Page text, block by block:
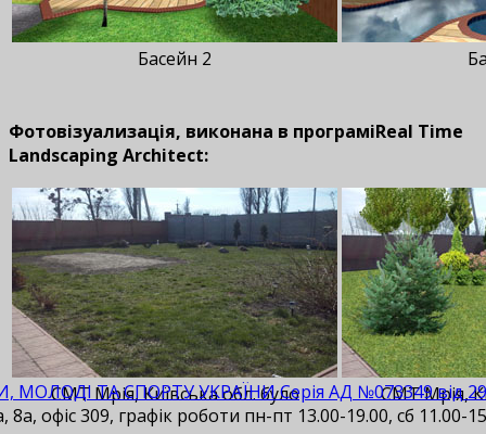
МОЛОДІ ТА СПОРТУ УКРАЇНИ Серія АД №073349 від
8а, офіс 309, графік роботи пн-пт 13.00-19.00, сб 11.00-
Басейн 2
Фотовізуализація, виконана в програміReal Time
Landscaping Architect:
СМТ Мрія, Київська обл. було СМТ Мрія,